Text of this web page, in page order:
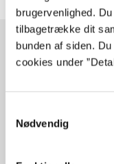
brugervenlighed.
tilbagetrække dit
bunden af siden.
cookies under
Nødvendig
Artikler